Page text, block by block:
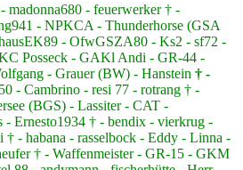
- feuerwerker † -
- NPKCA - Thunderhorse (GSA
- OfwGSZA80 - Ks2 - sf72 -
Posseck - GAKl Andi - GR-44 -
- Grauer (BW) - Hanstein † -
- Cambrino - resi 77 - rotrang † -
(BGS) - Lassiter - CAT -
Ernesto1934 † - bendix - vierkrug -
† - habana - rasselbock - Eddy - Linna -
† - Waffenmeister - GR-15 - GKM